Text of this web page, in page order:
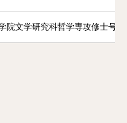
院文学研究科哲学専攻修士号